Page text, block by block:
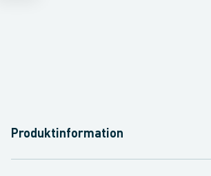
Produktinformation